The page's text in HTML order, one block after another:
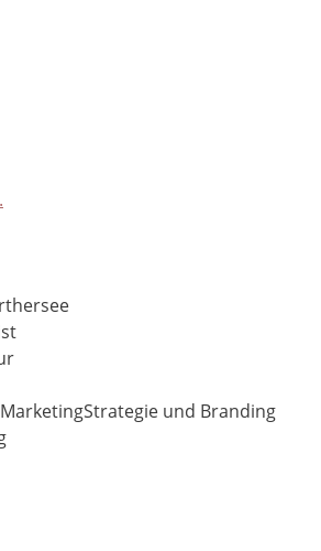
Strategie und Branding